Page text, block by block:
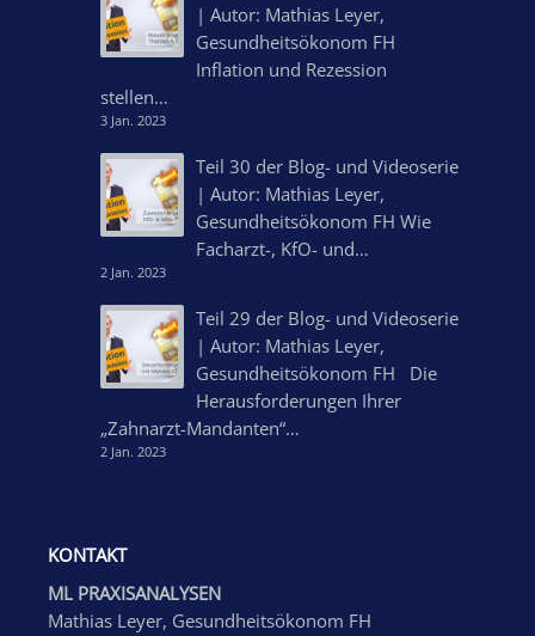
| Autor: Mathias Leyer,
Gesundheitsökonom FH
Inflation und Rezession
stellen…
3 Jan. 2023
Teil 30 der Blog- und Videoserie
| Autor: Mathias Leyer,
Gesundheitsökonom FH Wie
Facharzt-, KfO- und…
2 Jan. 2023
Teil 29 der Blog- und Videoserie
| Autor: Mathias Leyer,
Gesundheitsökonom FH Die
Herausforderungen Ihrer
„Zahnarzt-Mandanten“…
2 Jan. 2023
KONTAKT
ML PRAXISANALYSEN
Mathias Leyer, Gesundheitsökonom FH